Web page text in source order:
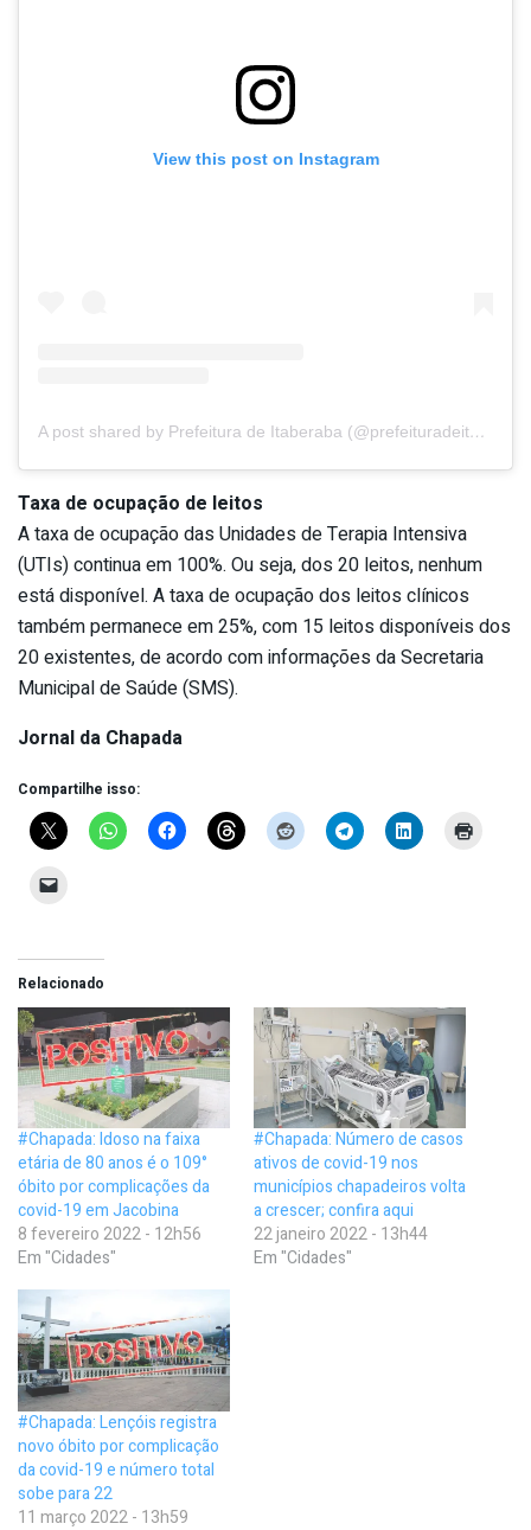
View this post on Instagram
A post shared by Prefeitura de Itaberaba (@prefeituradeitaberaba)
Taxa de ocupação de leitos
A taxa de ocupação das Unidades de Terapia Intensiva
(UTIs) continua em 100%. Ou seja, dos 20 leitos, nenhum
está disponível. A taxa de ocupação dos leitos clínicos
também permanece em 25%, com 15 leitos disponíveis dos
20 existentes, de acordo com informações da Secretaria
Municipal de Saúde (SMS).
Jornal da Chapada
Compartilhe isso:
Relacionado
#Chapada: Idoso na faixa
etária de 80 anos é o 109°
óbito por complicações da
covid-19 em Jacobina
8 fevereiro 2022 - 12h56
Em "Cidades"
#Chapada: Número de casos
ativos de covid-19 nos
municípios chapadeiros volta
a crescer; confira aqui
22 janeiro 2022 - 13h44
Em "Cidades"
#Chapada: Lençóis registra
novo óbito por complicação
da covid-19 e número total
sobe para 22
11 março 2022 - 13h59